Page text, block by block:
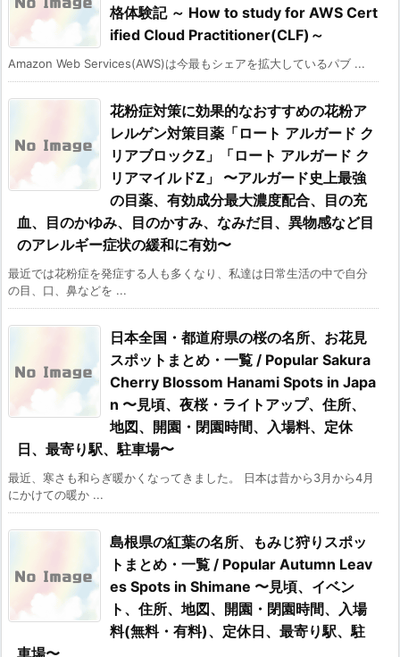
格体験記 ～ How to study for AWS Cert
ified Cloud Practitioner(CLF)～
Amazon Web Services(AWS)は今最もシェアを拡大しているパブ ...
花粉症対策に効果的なおすすめの花粉ア
レルゲン対策目薬「ロート アルガード ク
リアブロックZ」「ロート アルガード ク
リアマイルドZ」 〜アルガード史上最強
の目薬、有効成分最大濃度配合、目の充
血、目のかゆみ、目のかすみ、なみだ目、異物感など目
のアレルギー症状の緩和に有効〜
最近では花粉症を発症する人も多くなり、私達は日常生活の中で自分
の目、口、鼻などを ...
日本全国・都道府県の桜の名所、お花見
スポットまとめ・一覧 / Popular Sakura
Cherry Blossom Hanami Spots in Japa
n 〜見頃、夜桜・ライトアップ、住所、
地図、開園・閉園時間、入場料、定休
日、最寄り駅、駐車場〜
最近、寒さも和らぎ暖かくなってきました。 日本は昔から3月から4月
にかけての暖か ...
島根県の紅葉の名所、もみじ狩りスポッ
トまとめ・一覧 / Popular Autumn Leav
es Spots in Shimane 〜見頃、イベン
ト、住所、地図、開園・閉園時間、入場
料(無料・有料)、定休日、最寄り駅、駐
車場〜